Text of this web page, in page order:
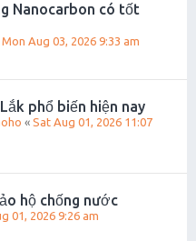
Nanocarbon có tốt
Mon Aug 03, 2026 9:33 am
phổ biến hiện nay
« Sat Aug 01, 2026 11:07
hộ chống nước
01, 2026 9:26 am